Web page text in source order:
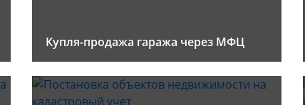
Купля-продажа гаража через МФЦ